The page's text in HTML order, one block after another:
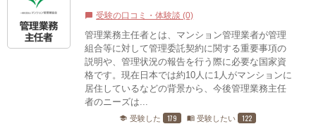
chat_bubble 受験の口コミ・体験談 (0)
管理業務主任者とは、マンション管理業者が管理
組合等に対して管理委託契約に関する重要事項の
説明や、管理状況の報告を行う際に必要な国家資
格です。現在日本では約10人に1人がマンションに
居住しているなどの背景から、今後管理業務主任
者のニーズは...
school 受験した 179 menu_book 受験したい 122